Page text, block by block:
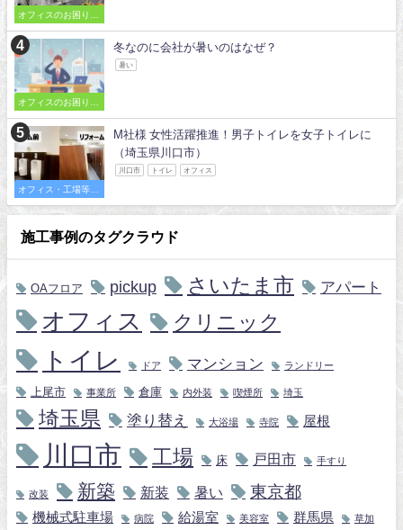
オフィスのお困りご
オフィスのお困りご
冬なのに会社が暑いのはなぜ？
暑い
オフィス・工場等の
M社様 女性活躍推進！男子トイレを女子トイレに
（埼玉県川口市）
川口市 トイレ オフィス
施工事例のタグクラウド
OAフロア pickup さいたま市 アパート
オフィス クリニック
トイレ ドア マンション ランドリー
上尾市 事業所 倉庫 内外装 喫煙所 埼玉
埼玉県 塗り替え 大浴場 寺院 屋根
川口市 工場 床 戸田市 手すり
改装 新築 新装 暑い 東京都
機械式駐車場 病院 給湯室 美容室 群馬県 草加